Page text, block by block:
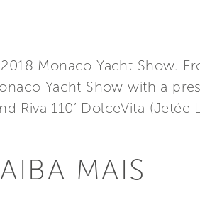
Monaco Yacht Show.
Yacht Show with a
Riva 110’ DolceVita (Jetée
MAIS